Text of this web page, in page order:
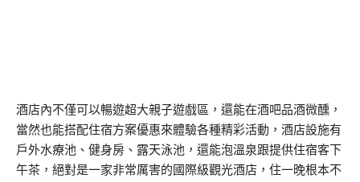
酒店內不僅可以暢遊超大親子遊戲區，還能在酒吧品酒微醺，
當然也能搭配住宿方案優惠來體驗各種精彩活動，酒店設施有
戶外水療池、健身房、露天泳池，還能泡溫泉跟提供住宿客下
午茶，絕對是一家非常厲害的國際級觀光酒店，住一晚根本不